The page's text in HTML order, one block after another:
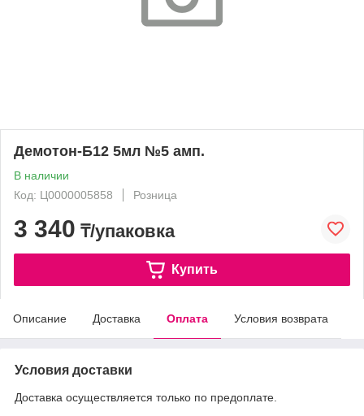
Демотон-Б12 5мл №5 амп.
В наличии
Код: Ц0000005858
Розница
3 340 ₸/упаковка
Купить
Описание Доставка Оплата Условия возврата
Условия доставки
Доставка осуществляется только по предоплате.